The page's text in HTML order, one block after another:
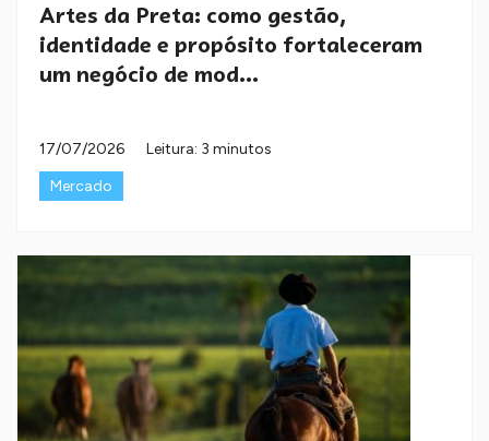
Artes da Preta: como gestão,
identidade e propósito fortaleceram
um negócio de mod...
17/07/2026
Leitura: 3 minutos
Mercado